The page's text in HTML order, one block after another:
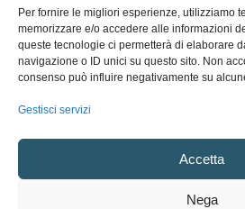
Per fornire le migliori esperienze, utilizziamo
memorizzare e/o accedere alle informazioni
queste tecnologie ci permetterà di elaborare
navigazione o ID unici su questo sito. Non
consenso può influire negativamente su
Gestisci servizi
Accetta
Nega
Cielo del Mese
Astronomia, Astrofisica e Cosmologia
Articoli e Risorse On-Line
Copyright © 1997 - 2024 vietata la